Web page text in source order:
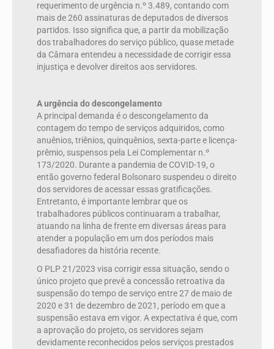
requerimento de urgência n.º 3.489, contando com
mais de 260 assinaturas de deputados de diversos
partidos. Isso significa que, a partir da mobilização
dos trabalhadores do serviço público, quase metade
da Câmara entendeu a necessidade de corrigir essa
injustiça e devolver direitos aos servidores.
A urgência do descongelamento
A principal demanda é o descongelamento da
contagem do tempo de serviços adquiridos, como
anuênios, triênios, quinquênios, sexta-parte e licença-
prêmio, suspensos pela Lei Complementar n.º
173/2020. Durante a pandemia de COVID-19, o
então governo federal Bolsonaro suspendeu o direito
dos servidores de acessar essas gratificações.
Entretanto, é importante lembrar que os
trabalhadores públicos continuaram a trabalhar,
atuando na linha de frente em diversas áreas para
atender a população em um dos períodos mais
desafiadores da história recente.
O PLP 21/2023 visa corrigir essa situação, sendo o
único projeto que prevê a concessão retroativa da
suspensão do tempo de serviço entre 27 de maio de
2020 e 31 de dezembro de 2021, período em que a
suspensão estava em vigor. A expectativa é que, com
a aprovação do projeto, os servidores sejam
devidamente reconhecidos pelos serviços prestados